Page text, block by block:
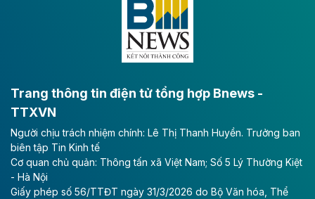
lực phát triển kinh tế - xã hội khu vực phía Nam đồng
Long Thành
Tổng công ty Cảng hàng không Việt Nam - CTCP
(ACV) vừa lập kỷ lục mới về lợi nhuận trong quý
II/2026.
Theo baodautu.vn
Trang thông tin điện tử tổng hợp Bnews -
TTXVN
Người chịu trách nhiệm chính: Lê Thị Thanh Huyền. Trưởng ban
biên tập Tin Kinh tế
Cơ quan chủ quản: Thông tấn xã Việt Nam; Số 5 Lý Thường Kiệt
- Hà Nội
Giấy phép số 56/TTĐT ngày 31/3/2026 do Bộ Văn hóa, Thể